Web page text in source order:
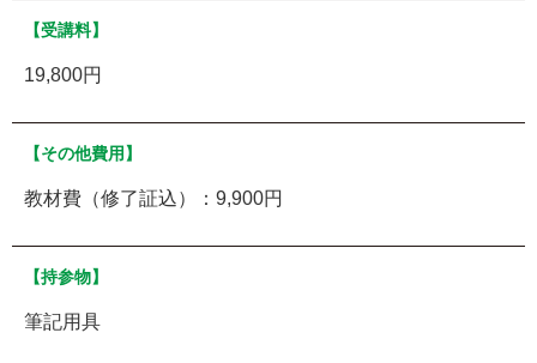
【受講料】
19,800円
【その他費用】
教材費（修了証込）：9,900円
【持参物】
筆記用具